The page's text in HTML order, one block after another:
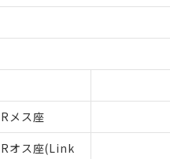
メス座
オス座(Link